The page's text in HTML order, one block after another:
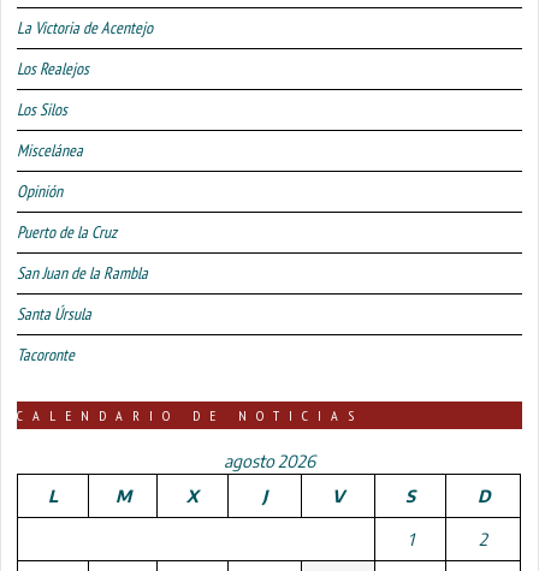
La Victoria de Acentejo
Los Realejos
Los Silos
Miscelánea
Opinión
Puerto de la Cruz
San Juan de la Rambla
Santa Úrsula
Tacoronte
CALENDARIO DE NOTICIAS
agosto 2026
L
M X J V S D
1 2